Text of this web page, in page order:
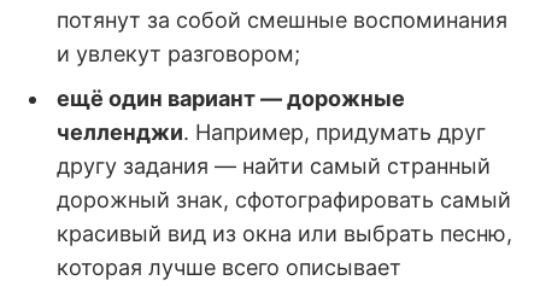
потянут за собой смешные воспоминания
и увлекут разговором;
ещё один вариант — дорожные
челленджи. Например, придумать друг
другу задания — найти самый странный
дорожный знак, сфотографировать самый
красивый вид из окна или выбрать песню,
которая лучше всего описывает